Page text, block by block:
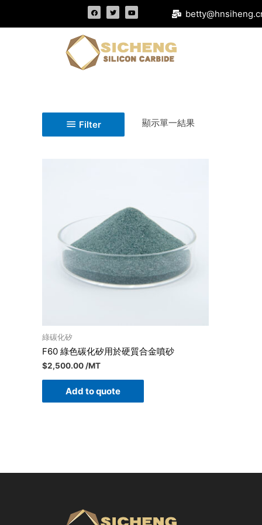
Filter 顯示單一結果
綠碳化矽
F60 綠色碳化矽用於硬質合金噴砂
$2,500.00/MT
Add to quote